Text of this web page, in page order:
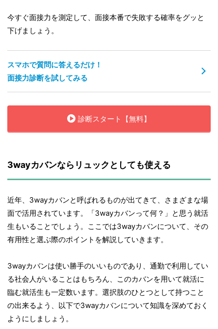
今すぐ面接力を測定して、面接本番で失敗する確率をグッと
下げましょう。
スマホで質問に答えるだけ！
面接力診断を試してみる
診断スタート【無料】
3wayカバンならリュックとしても使える
近年、3wayカバンと呼ばれるものが出てきて、さまざまな場
面で活用されています。「3wayカバンって何？」と思う就活
生もいることでしょう。ここでは3wayカバンについて、その
有用性と選ぶ際のポイントを解説していきます。
3wayカバンは使い勝手のいいものであり、通勤で利用してい
る社会人がいることはもちろん、このカバンを用いて就活に
臨む就活生も一定数います。選択肢のひとつとして持つこと
の出来るよう、以下で3wayカバンについて知識を深めておく
ようにしましょう。